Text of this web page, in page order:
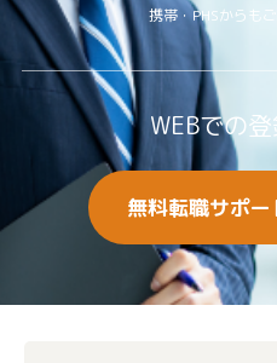
WEBでの
無料転職サポ
携帯・PHSからも